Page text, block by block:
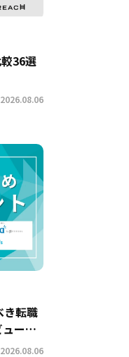
36選
き転職
ーか
特徴